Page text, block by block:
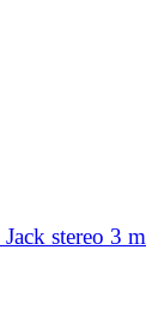
stereo 3 m